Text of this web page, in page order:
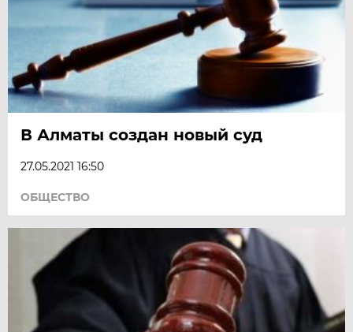
В Алматы создан новый суд
27.05.2021 16:50
ОБЩЕСТВО